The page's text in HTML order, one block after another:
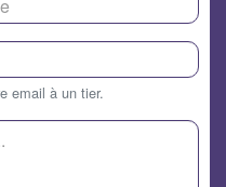
email à un tier.